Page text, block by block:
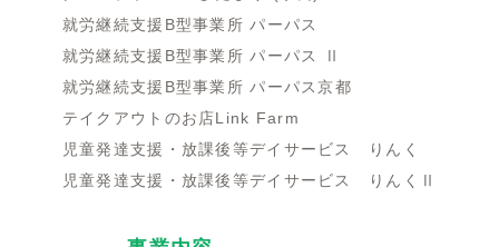
就労継続支援B型事業所 パーパス
就労継続支援B型事業所 パーパス Ⅱ
就労継続支援B型事業所 パーパス京都
テイクアウトのお店Link Farm
児童発達支援・放課後等デイサービス りんく
児童発達支援・放課後等デイサービス りんくⅡ